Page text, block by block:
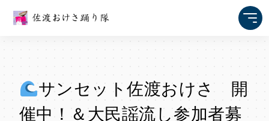
サンセット佐渡おけさ 開
催中！＆大民謡流し参加者募